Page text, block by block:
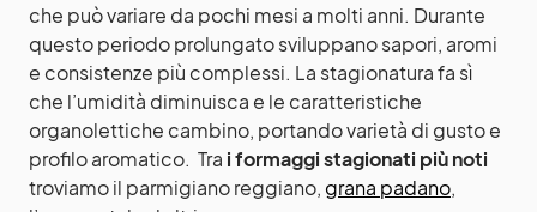
che può variare da pochi mesi a molti anni. Durante
questo periodo prolungato sviluppano sapori, aromi
e consistenze più complessi. La stagionatura fa sì
che l’umidità diminuisca e le caratteristiche
organolettiche cambino, portando varietà di gusto e
profilo aromatico. Tra i formaggi stagionati più noti
troviamo il parmigiano reggiano,grana padano,